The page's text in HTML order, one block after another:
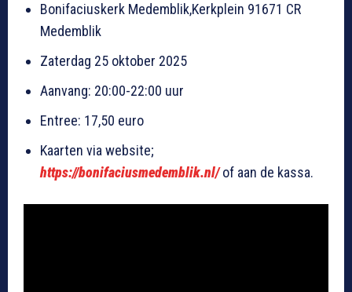
Bonifaciuskerk Medemblik,Kerkplein 91671 CR
Medemblik
Zaterdag 25 oktober 2025
Aanvang: 20:00-22:00 uur
Entree: 17,50 euro
Kaarten via website;
https://bonifaciusmedemblik.nl/of aan de kassa.